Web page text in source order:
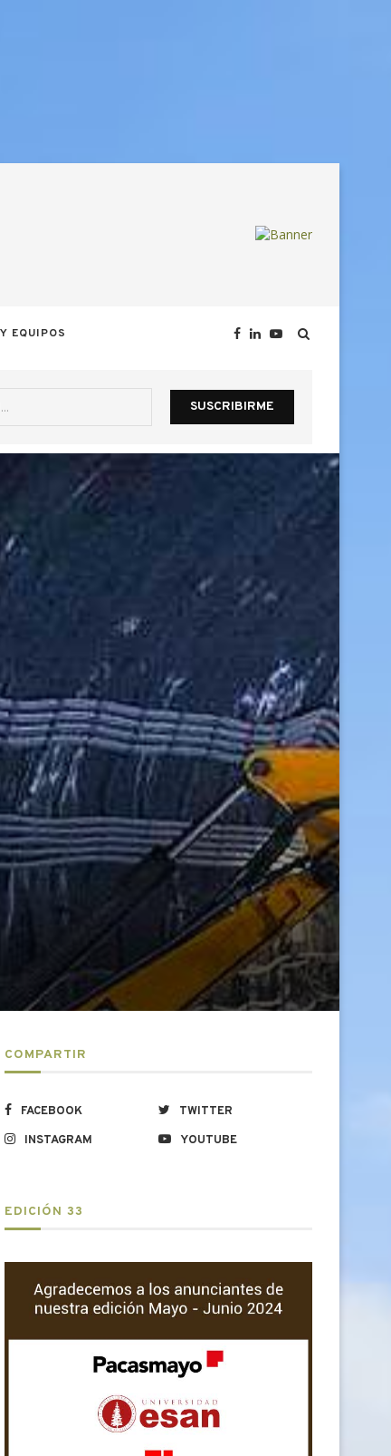
EQUIPOS
COMPARTIR
FACEBOOK
TWITTER
INSTAGRAM
YOUTUBE
EDICIÓN 33